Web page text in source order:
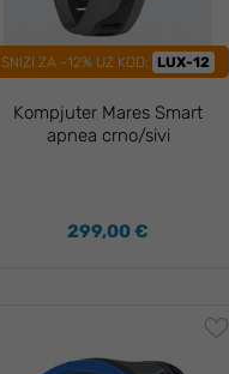
SNIZI ZA -12% UZ KOD: LUX-12
Kompjuter Mares Smart
apnea crno/sivi
299,00 €